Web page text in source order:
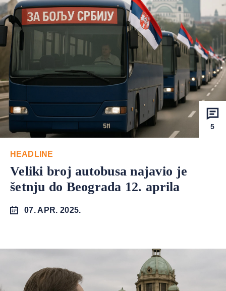
5
HEADLINE
Veliki broj autobusa najavio je
šetnju do Beograda 12. aprila
07. APR. 2025.